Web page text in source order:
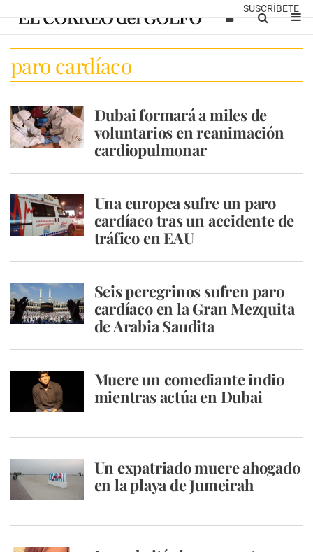
SUSCRÍBETE
paro cardíaco
Dubai formará a miles de
voluntarios en reanimación
cardiopulmonar
Una europea sufre un paro
cardíaco tras un accidente de
tráfico en EAU
Seis peregrinos sufren paro
cardíaco en la Gran Mezquita
de Arabia Saudita
Muere un comediante indio
mientras actúa en Dubai
Un expatriado muere ahogado
en la playa de Jumeirah